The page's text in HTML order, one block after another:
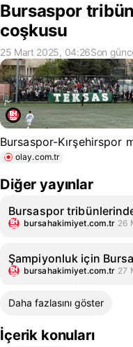
Bursaspor
coşkusu
25 Mart 2025, 04:26Son
Bursaspor-Kırşehirspor
olay.com.tr
Diğer yayınlar
Bursaspor
bursahakimiyet.com.tr 26
Şampiyonluk için
bursahakimiyet.com.tr 27
Daha fazlasını göster
İçerik konuları